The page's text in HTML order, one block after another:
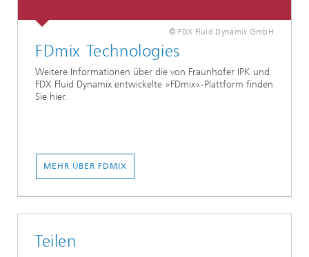
© FDX Fluid Dynamix GmbH
FDmix Technologies
Weitere Informationen über die von Fraunhofer IPK und
FDX Fluid Dynamix entwickelte »FDmix«-Plattform finden
Sie hier.
MEHR ÜBER FDMIX
Teilen